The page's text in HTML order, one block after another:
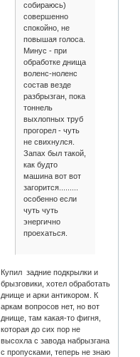
собираюсь)
совершенно
спокойно, не
повышая голоса.
Минус - при
обработке днища
воленс-ноленс
состав везде
разбрызган, пока
тоннель
выхлопных труб
прогорел - чуть
не свихнулся.
Запах был такой,
как будто
машина вот вот
загорится.........
особенно если
чуть чуть
энергично
проехаться.
Купил задние подкрылки и
брызговики, хотел обработать
днище и арки антикором. К
аркам вопросов нет, но вот
днище, там какая-то фигня,
которая до сих пор не
высохла с завода набрызгана
с пропусками, теперь не знаю